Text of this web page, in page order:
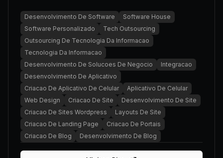
Desenvolvimento De Software
Software House
Software Personalizado
Tech Outsourcing
Outsourcing De Tecnologia Da Informacao
Tecnologia Da Informacao
Desenvolvimento De Solucoes De Negocio
Integracao
Desenvolvimento De Aplicativo
Criacao De Aplicativo De Celular
Aplicativo De Celular
Web Design
Criacao De Site
Desenvolvimento De Site
Criacao De Sites Wordpress
Layouts De Site
Criacao De Landing Page
Criacao De Portais
Criacao De Blog
Desenvolvimento De Blog